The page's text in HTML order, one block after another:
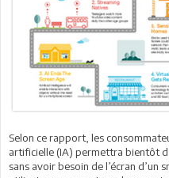
Selon ce rapport, les
artificielle (IA) permettra bientôt
sans avoir besoin de l’écran